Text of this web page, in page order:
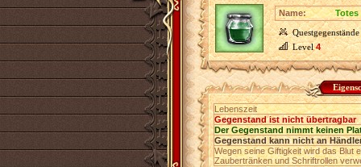
Name:
Totes
Questgegenstände
Level4
Lebenszeit
Gegenstand ist nicht übertragbar
Der Gegenstand nimmt keinen
Gegenstand kann nicht an
Wegen seine Giftigkeit wird das Blut
Zaubertränken und Schriftrollen